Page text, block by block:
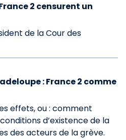
2 censurent un
de la Cour des
: France 2 comme
effets, ou : comment
d’existence de la
des acteurs de la grève.